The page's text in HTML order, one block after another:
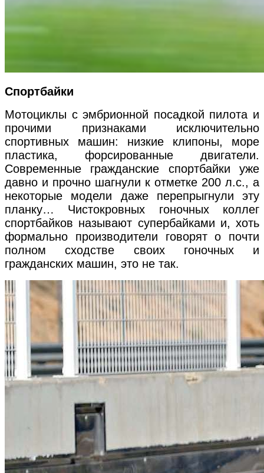
Спортбайки
Мотоциклы с эмбрионной посадкой пилота и
прочими признаками исключительно
спортивных машин: низкие клипоны, море
пластика, форсированные двигатели.
Современные гражданские спортбайки уже
давно и прочно шагнули к отметке 200 л.с., а
некоторые модели даже перепрыгнули эту
планку… Чистокровных гоночных коллег
спортбайков называют супербайками и, хоть
формально производители говорят о почти
полном сходстве своих гоночных и
гражданских машин, это не так.